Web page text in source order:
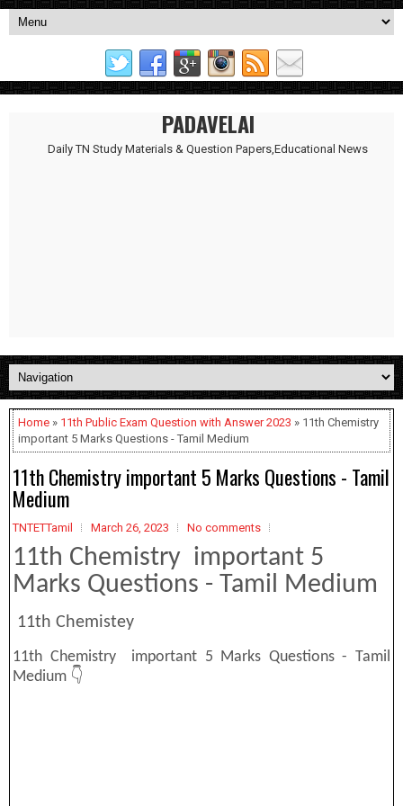
PADAVELAI
Daily TN Study Materials & Question Papers,Educational News
Home » 11th Public Exam Question with Answer 2023 » 11th Chemistry
important 5 Marks Questions - Tamil Medium
11th Chemistry important 5 Marks Questions - Tamil
Medium
TNTETTamil March 26, 2023 No comments
11th Chemistry important 5
Marks Questions - Tamil Medium
11th Chemistey
11th Chemistry important 5 Marks Questions - Tamil
Medium 👇